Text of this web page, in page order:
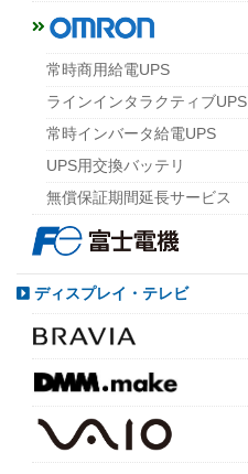
常時商用給電UPS
ラインインタラクティブUPS
常時インバータ給電UPS
UPS用交換バッテリ
無償保証期間延長サービス
ディスプレイ・テレビ